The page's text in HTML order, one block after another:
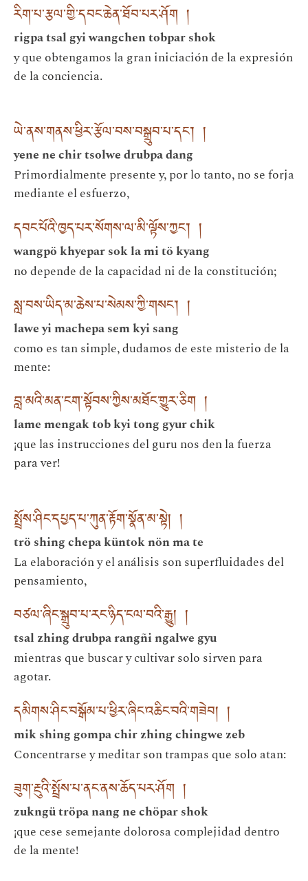
རིག་པ་རྩལ་གྱི་དབང་ཆེན་ཐོབ་པར་ཤོག །
rigpa tsal gyi wangchen tobpar shok
y que obtengamos la gran iniciación de la expresión
de la conciencia.
ཡེ་ནས་གནས་ཕྱིར་རྩོལ་བས་བསྒྲུབ་པ་དང་། །
yene ne chir tsolwe drubpa dang
Primordialmente presente y, por lo tanto, no se forja
mediante el esfuerzo,
དབང་པོའི་ཁྱད་པར་སོགས་ལ་མི་ལྟོས་ཀྱང་། །
wangpö khyepar sok la mi tö kyang
no depende de la capacidad ni de la constitución;
སླ་བས་ཡིད་མ་ཆེས་པ་སེམས་ཀྱི་གསང་། །
lawe yi machepa sem kyi sang
como es tan simple, dudamos de este misterio de la
mente:
བླ་མའི་མན་ངག་སྟོབས་ཀྱིས་མཐོང་གྱུར་ཅིག །
lame mengak tob kyi tong gyur chik
¡que las instrucciones del guru nos den la fuerza
para ver!
སྤྲོས་ཤིང་དཔྱད་པ་ཀུན་རྟོག་སྣོན་མ་སྟེ། །
trö shing chepa küntok nön ma te
La elaboración y el análisis son superfluidades del
pensamiento,
བཙལ་ཞིང་སྒྲུབ་པ་རང་ཉིད་ངལ་བའི་རྒྱུ། །
tsal zhing drubpa rangñi ngalwe gyu
mientras que buscar y cultivar solo sirven para
agotar.
དམིགས་ཤིང་བསྒོམ་པ་ཕྱིར་ཞིང་འཆིང་བའི་གཟེབ། །
mik shing gompa chir zhing chingwe zeb
Concentrarse y meditar son trampas que solo atan:
ཟུག་རྔུའི་སྤྲོས་པ་ནང་ནས་ཆོད་པར་ཤོག །
zukngü tröpa nang ne chöpar shok
¡que cese semejante dolorosa complejidad dentro
de la mente!